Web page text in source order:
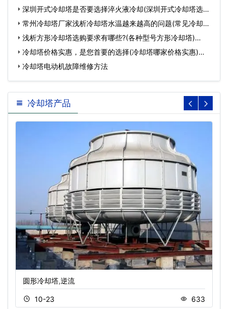
深圳开式冷却塔是否要选择淬火液冷却(深圳开式冷却塔选型)
… 常州冷却塔厂家浅析冷却塔水温越来越高的问题(常见冷却塔
设…浅析方形冷却塔选购要求有哪些?(各种型号方形冷却塔)…
冷却塔价格实惠，是您首要的选择(冷却塔哪家价格实惠)…
冷却塔电动机故障维修方法
冷却塔产品
圆形冷却塔,逆流
10-23 633